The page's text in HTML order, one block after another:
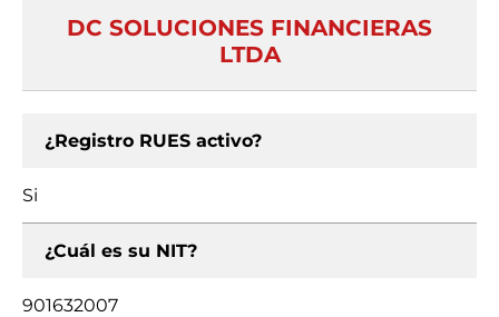
DC SOLUCIONES FINANCIERAS
LTDA
¿Registro RUES activo?
Si
¿Cuál es su NIT?
901632007